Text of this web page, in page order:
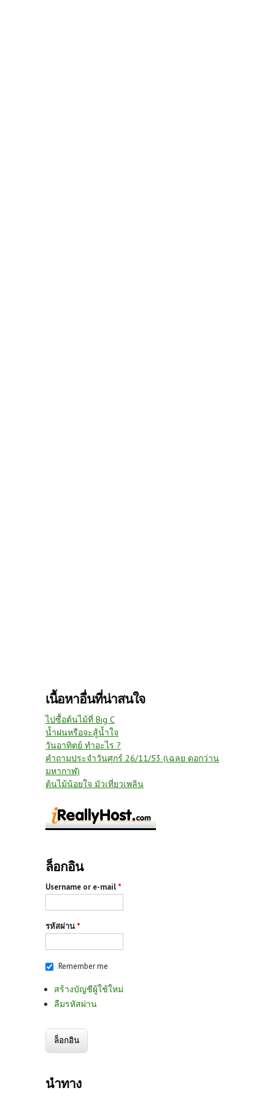
เนื้อหาอื่นที่น่าสนใจ
ไปซื้อต้นไม้ที่ Big C
น้ำฝนหรือจะสู้น้ำใจ
วันอาทิตย์ ทำอะไร ?
คำถามประจำวันศุกร์ 26/11/53 (เฉลย ดอกว่าน
มหากาฬ)
ต้นไม้น้อยใจ มัวเที่ยวเพลิน
ล็อกอิน
Username or e-mail *
รหัสผ่าน *
Remember me
สร้างบัญชีผู้ใช้ใหม่
ลืมรหัสผ่าน
นำทาง